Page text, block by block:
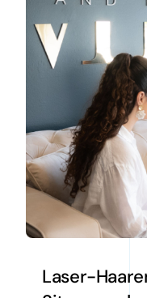
Laser-